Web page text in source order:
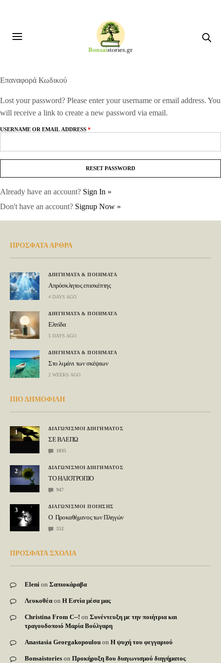
Επαναφορά Κωδικού
Lost your password? Please enter your username or email address. You
will receive a link to create a new password via email.
USERNAME OR EMAIL ADDRESS *
Already have an account? Sign In »
Don't have an account? Signup Now »
ΠΡΟΣΦΑΤΑ ΑΡΘΡΑ
ΔΙΗΓΗΜΑΤΑ & ΠΟΙΗΜΑΤΑ
Απρόσκλητος επισκέπτης
4 DAYS AGO
ΔΙΗΓΗΜΑΤΑ & ΠΟΙΗΜΑΤΑ
Ελπίδα
5 DAYS AGO
ΔΙΗΓΗΜΑΤΑ & ΠΟΙΗΜΑΤΑ
Στο λιμάνι των σκέψεων
2 WEEKS AGO
ΠΙΟ ΔΗΜΟΦΙΛΗ
1
ΔΙΑΓΩΝΙΣΜΟΙ ΔΙΗΓΗΜΑΤΟΣ
ΣΕ ΒΛΕΠΩ
1035
2
ΔΙΑΓΩΝΙΣΜΟΙ ΔΙΗΓΗΜΑΤΟΣ
ΤΟ ΗΛΙΟΤΡΟΠΙΟ
947
3
ΔΙΑΓΩΝΙΣΜΟΙ ΠΟΙΗΣΗΣ
Ο Προκαθήμενος των Πληγών
552
ΠΡΟΣΦΑΤΑ ΣΧΟΛΙΑ
Eleni on Σαπιοκάραβα
Λευκοθέα on Η Εστία μέσα μας
Christina From C--! on Συνέντευξη με την ποιήτρια και
τραγουδοποιό Μαρία Βούλγαρη
Anastasia Georgakopoulou on Η ψυχή του φεγγαριού
Bonsaistories on Προκήρυξη 8ου διαγωνισμού διηγήματος